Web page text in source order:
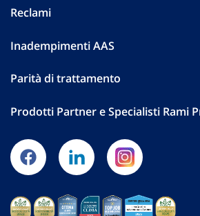
Reclami
Inadempimenti AAS
Parità di trattamento
Prodotti Partner e Specialisti Rami